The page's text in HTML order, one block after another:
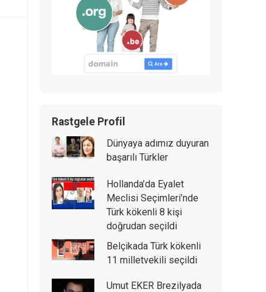
Rastgele Profil
Dünyaya adımız duyuran
başarılı Türkler
Hollanda’da Eyalet
Meclisi Seçimleri’nde
Türk kökenli 8 kişi
doğrudan seçildi
Belçikada Türk kökenli
11 milletvekili seçildi
Umut EKER Brezilyada